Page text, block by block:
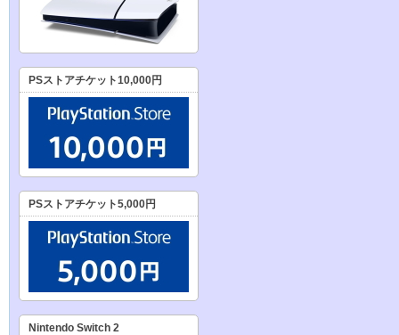
PSストアチケット10,000円
PSストアチケット5,000円
Nintendo Switch 2